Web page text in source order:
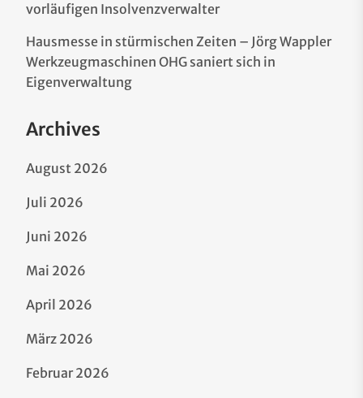
vorläufigen Insolvenzverwalter
Hausmesse in stürmischen Zeiten – Jörg Wappler
Werkzeugmaschinen OHG saniert sich in
Eigenverwaltung
Archives
August 2026
Juli 2026
Juni 2026
Mai 2026
April 2026
März 2026
Februar 2026